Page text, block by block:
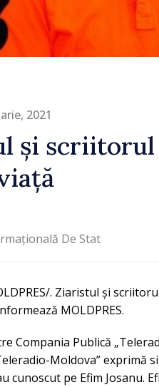
2021
și scriitorul
De Stat
. Ziaristul și
MOLDPRES.
Compania Publică
Moldova” exprimă
cunoscut pe Efim Josanu.